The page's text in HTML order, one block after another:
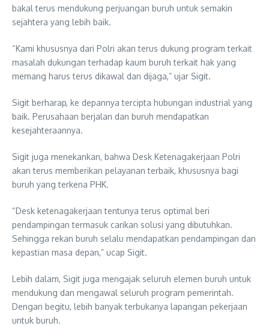
bakal terus mendukung perjuangan buruh untuk semakin
sejahtera yang lebih baik.
“Kami khususnya dari Polri akan terus dukung program terkait
masalah dukungan terhadap kaum buruh terkait hak yang
memang harus terus dikawal dan dijaga,” ujar Sigit.
Sigit berharap, ke depannya tercipta hubungan industrial yang
baik. Perusahaan berjalan dan buruh mendapatkan
kesejahteraannya.
Sigit juga menekankan, bahwa Desk Ketenagakerjaan Polri
akan terus memberikan pelayanan terbaik, khususnya bagi
buruh yang terkena PHK.
“Desk ketenagakerjaan tentunya terus optimal beri
pendampingan termasuk carikan solusi yang dibutuhkan.
Sehingga rekan buruh selalu mendapatkan pendampingan dan
kepastian masa depan,” ucap Sigit.
Lebih dalam, Sigit juga mengajak seluruh elemen buruh untuk
mendukung dan mengawal seluruh program pemerintah.
Dengan begitu, lebih banyak terbukanya lapangan pekerjaan
untuk buruh.